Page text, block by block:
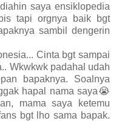
saya ensiklopedia
tapi orgnya baik bgt
sambil dengerin
Cinta bgt sampai
Wkwkwk padahal udah
bapaknya. Soalnya
hapal nama saya😭
mama saya ketemu
bgt lho sama bapak.